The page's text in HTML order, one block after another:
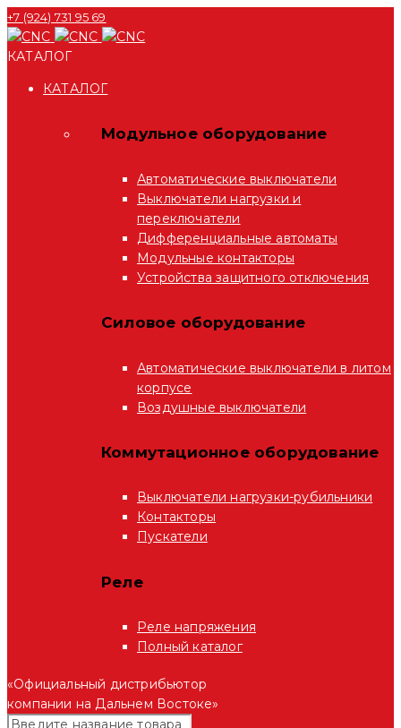
+7 (924) 731 95 69
КАТАЛОГ
КАТАЛОГ
Модульное оборудование
Автоматические выключатели
Выключатели нагрузки и
переключатели
Дифференциальные автоматы
Модульные контакторы
Устройства защитного отключения
Силовое оборудование
Автоматические выключатели в литом
корпусе
Воздушные выключатели
Коммутационное оборудование
Выключатели нагрузки-рубильники
Контакторы
Пускатели
Реле
Реле напряжения
Полный каталог
«Официальный дистрибьютор
компании на Дальнем Востоке»